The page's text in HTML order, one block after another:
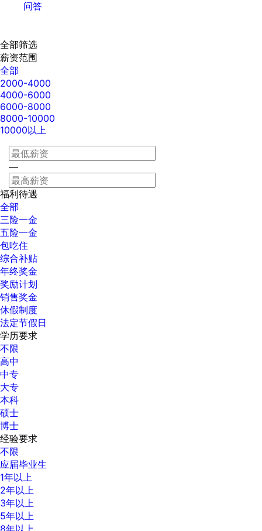
问答
全部筛选
薪资范围
全部
2000-4000
4000-6000
6000-8000
8000-10000
10000以上
—
福利待遇
全部
三险一金
五险一金
包吃住
综合补贴
年终奖金
奖励计划
销售奖金
休假制度
法定节假日
学历要求
不限
高中
中专
大专
本科
硕士
博士
经验要求
不限
应届毕业生
1年以上
2年以上
3年以上
5年以上